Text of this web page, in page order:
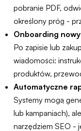
pobranie PDF,
określony próg -
Onboarding
Po zapisie lub
wiadomości:
produktów,
Automatyczne
Systemy mogą
lub kampaniach),
narzędziem SEO -